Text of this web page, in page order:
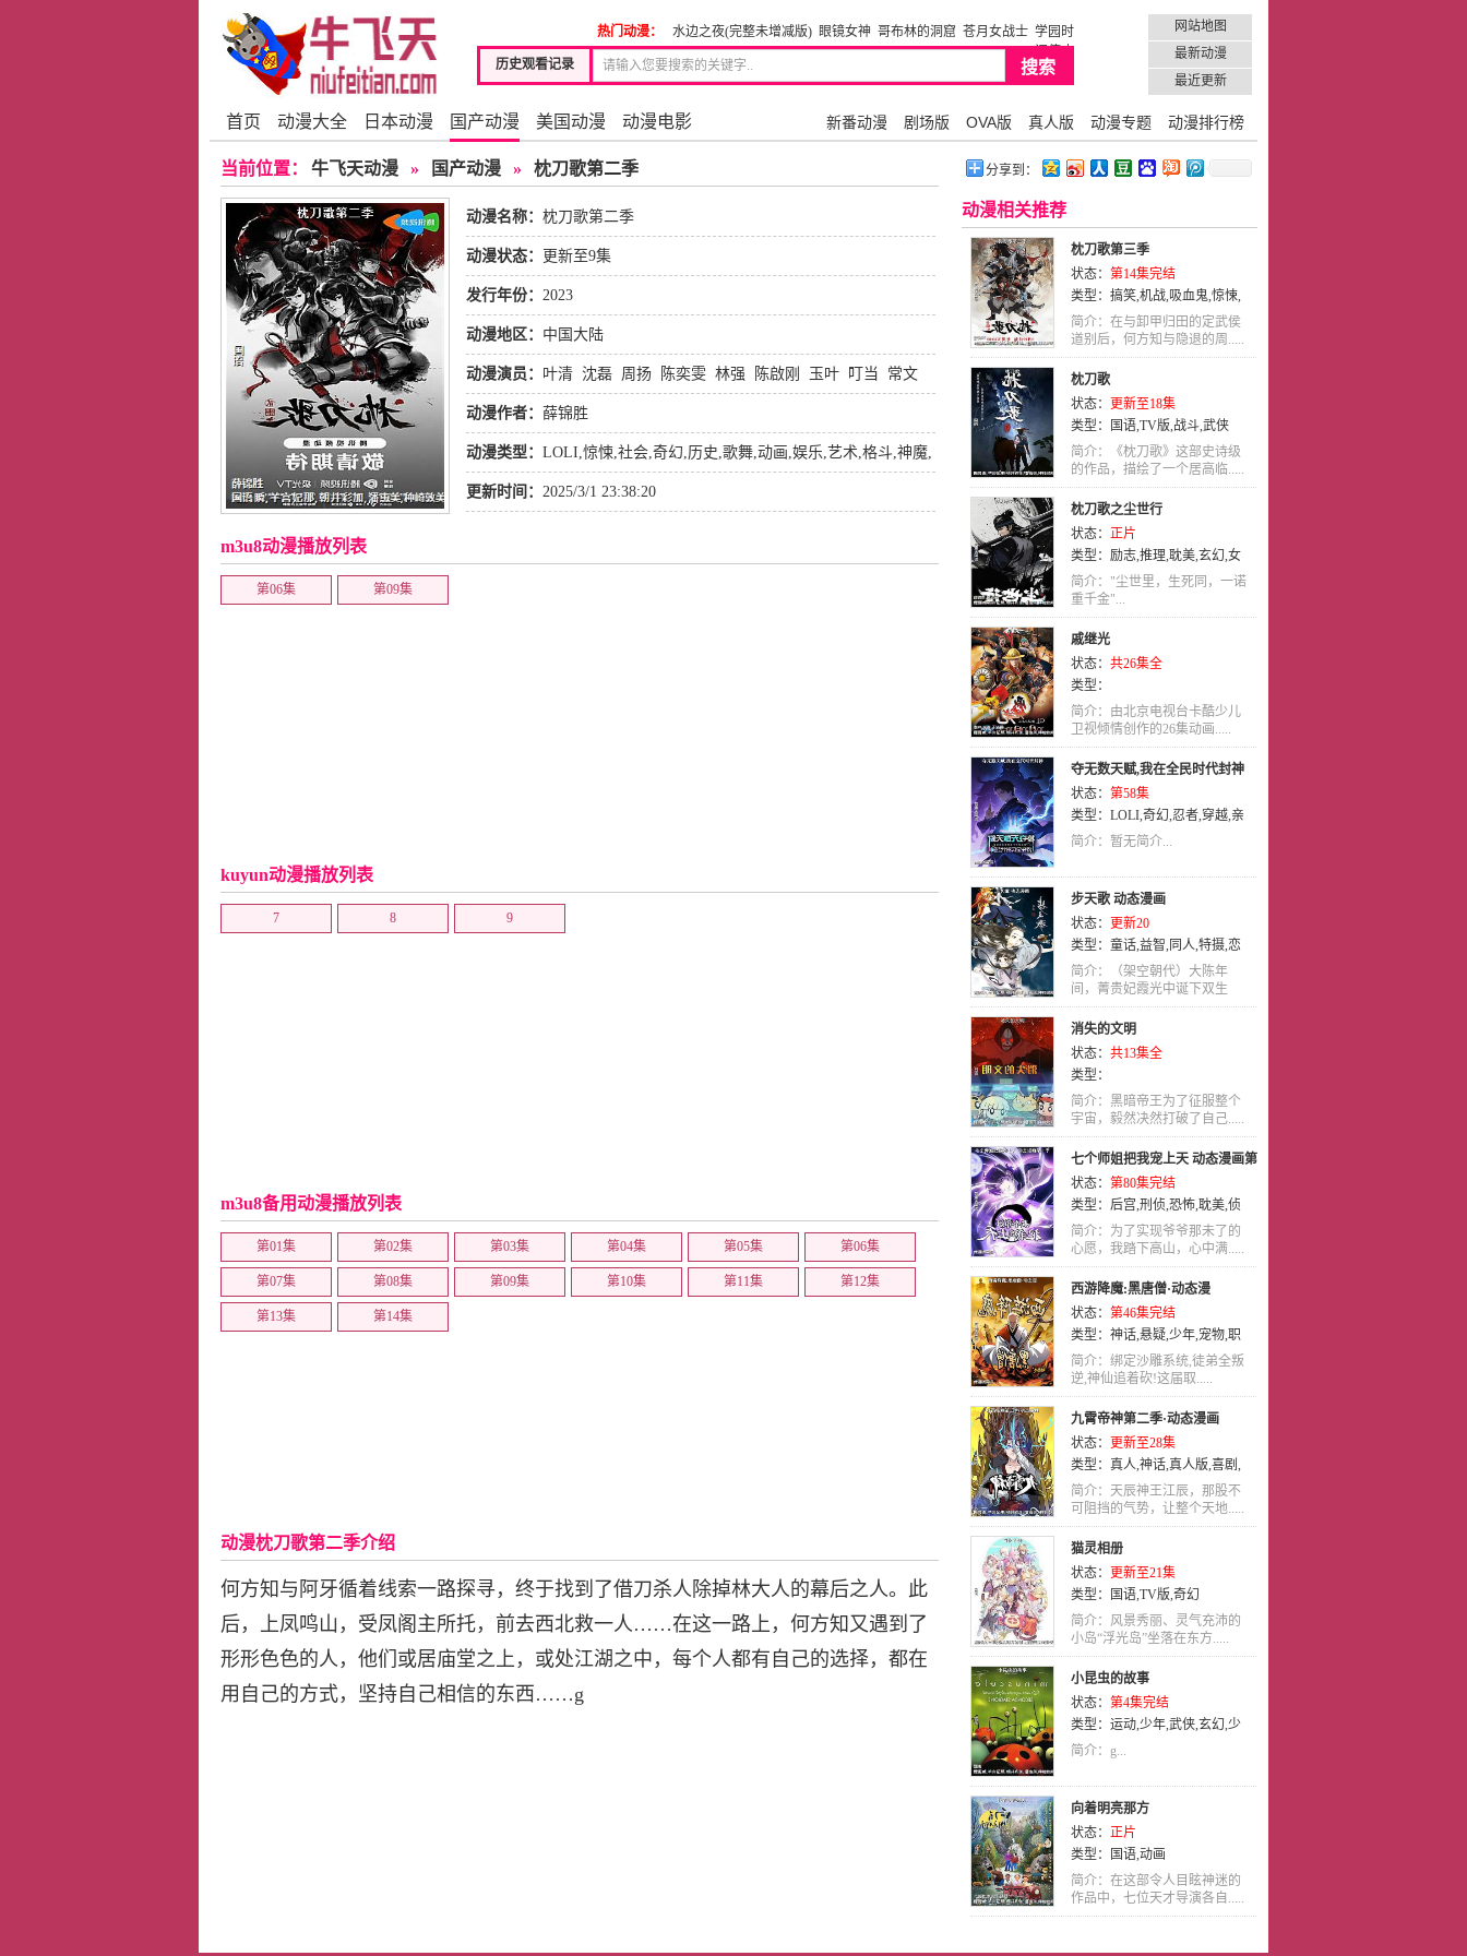
历史观看记录
热门动漫： 水边之夜(完整未增减版) 眼镜女神 哥布林的洞窟 苍月女战士 学园时
网站地图
最新动漫
最近更新
首页 动漫大全 日本动漫 国产动漫 美国动漫 动漫电影 新番动漫 剧场版 OVA版 真人版 动漫专题 动漫排行榜
当前位置： 牛飞天动漫 » 国产动漫 » 枕刀歌第二季
动漫名称： 枕刀歌第二季
动漫状态： 更新至9集
发行年份： 2023
动漫地区： 中国大陆
动漫演员： 叶清 沈磊 周扬 陈奕雯 林强 陈啟刚 玉叶 叮当 常文
涛 花清河 钱蓉蓉
动漫作者： 薛锦胜
动漫类型： LOLI,惊悚,社会,奇幻,历史,歌舞,动画,娱乐,艺术,格斗,神魔,
职场,热血, 恋爱,忍者 ,益智,职业
更新时间： 2025/3/1 23:38:20
m3u8动漫播放列表
第06集 第09集
kuyun动漫播放列表
7 8 9
m3u8备用动漫播放列表
第01集 第02集 第03集 第04集 第05集 第06集
第07集 第08集 第09集 第10集 第11集 第12集
第13集 第14集
动漫枕刀歌第二季介绍
何方知与阿牙循着线索一路探寻，终于找到了借刀杀人除掉林大人的幕后之人。此
后，上凤鸣山，受凤阁主所托，前去西北救一人……在这一路上，何方知又遇到了
形形色色的人，他们或居庙堂之上，或处江湖之中，每个人都有自己的选择，都在
用自己的方式，坚持自己相信的东西……g
分享到：
动漫相关推荐
枕刀歌第三季
状态： 第14集完结
类型： 搞笑,机战,吸血鬼,惊悚,
战斗,剧情,国语,动作,武侠,动画
简介：在与卸甲归田的定武侯
道别后，何方知与隐退的周.....
枕刀歌
状态： 更新至18集
类型：
国语,TV版,战斗,武侠
简介：《枕刀歌》这部史诗级
的作品，描绘了一个居高临.....
枕刀歌之尘世行
状态： 正片
类型： 励志,推理,耽美,玄幻,女
性向,国语,动画
简介："尘世里，生死同，一诺
重千金"...
戚继光
状态： 共26集全
类型：
简介：由北京电视台卡酷少儿
卫视倾情创作的26集动画.....
夺无数天赋,我在全民时代封神
状态： 第58集
类型： LOLI,奇幻,忍者,穿越,亲
情,国语
简介：暂无简介...
步天歌 动态漫画
状态： 更新20
类型： 童话,益智, 同人,特摄,恋
爱,校园 社会,萝莉,喜剧,机械
技 ,后宫,犯罪,武侠,轻松,剧情
情,宠物,艺术,LOLI,神魔,真人,
真人版,战斗
穿越,历史,其他,国语
简介：（架空朝代）大陈年
间，菁贵妃霞光中诞下双生
龙.....
消失的文明
状态： 共13集全
类型：
简介：黑暗帝王为了征服整个
宇宙，毅然决然打破了自己.....
七个师姐把我宠上天 动态漫画第
一季
状态： 第80集完结
类型： 后宫,刑侦,恐怖,耽美,侦
探,国语
简介：为了实现爷爷那未了的
心愿，我踏下高山，心中满.....
西游降魔:黑唐僧·动态漫
状态： 第46集完结
类型： 神话,悬疑,少年,宠物,职
业,国语,动画
简介：绑定沙雕系统,徒弟全叛
逆,神仙追着砍!这届取.....
九霄帝神第二季·动态漫画
状态： 更新至28集
类型： 真人,神话,真人版,喜剧 ,
热血,后宫,战争,悬疑, 治愈,校园
励志,穿越,惊悚 泡面番,搞笑,耽
美,娱乐,轻松,少女,爱情,萝莉,侦
探,机械,神魔
益智,亲情
简介：天辰神王江辰，那股不
可阻挡的气势，让整个天地.....
猫灵相册
状态： 更新至21集
类型：
国语,TV版,奇幻
简介：风景秀丽、灵气充沛的
小岛“浮光岛”坐落在东方.....
小昆虫的故事
状态： 第4集完结
类型： 运动,少年,武侠,玄幻,少
年爱,艺术
简介：g...
向着明亮那方
状态： 正片
类型：
国语,动画
简介：在这部令人目眩神迷的
作品中，七位天才导演各自.....